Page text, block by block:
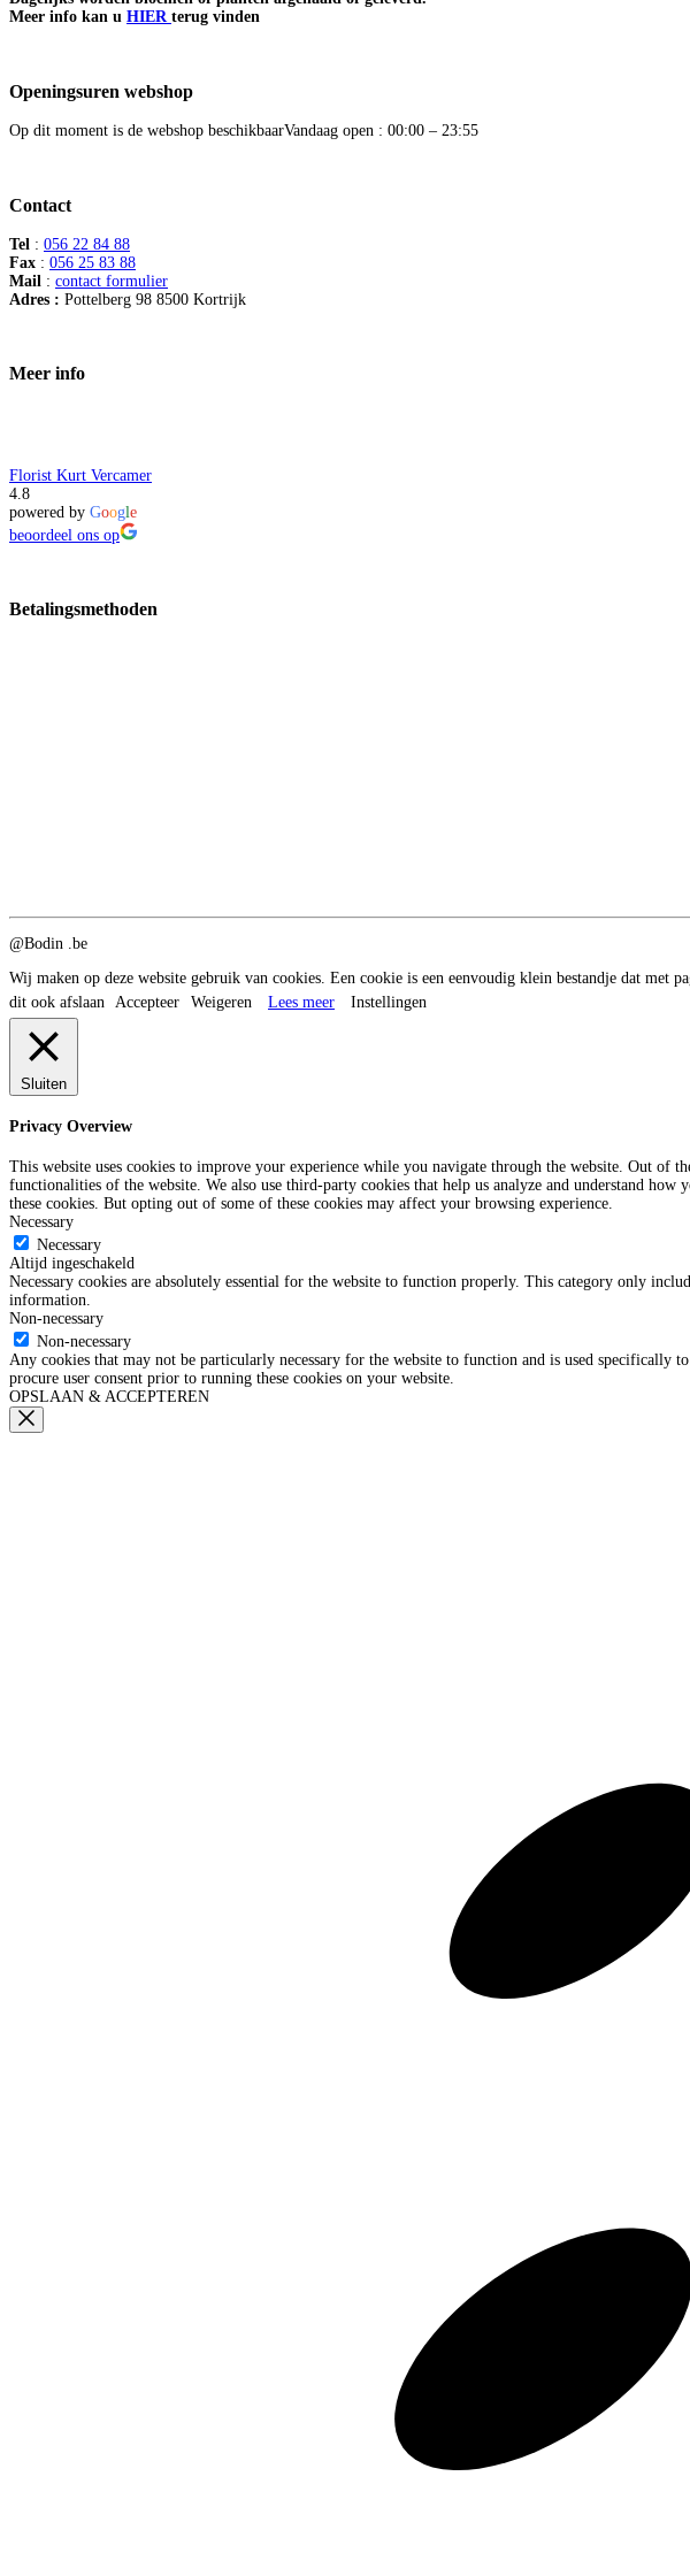
Meer info kan u HIER terug vinden
Openingsuren webshop
Op dit moment is de webshop beschikbaarVandaag open : 00:00 – 23:55
Contact
Tel : 056 22 84 88
Fax : 056 25 83 88
Mail : contact formulier
Adres : Pottelberg 98 8500 Kortrijk
Meer info
Florist Kurt Vercamer
4.8
powered by Google
beoordeel ons op
Betalingsmethoden
@Bodin .be
Wij maken op deze website gebruik van cookies. Een cookie is een eenvoudig klein bestandje dat met
dit ook afslaan Accepteer Weigeren Lees meer Instellingen
Sluiten
Privacy Overview
This website uses cookies to improve your experience while you navigate through the website. Out of
functionalities of the website. We also use third-party cookies that help us analyze and understand
these cookies. But opting out of some of these cookies may affect your browsing experience.
Necessary
Necessary
Altijd ingeschakeld
Necessary cookies are absolutely essential for the website to function properly. This category only
information.
Non-necessary
Non-necessary
Any cookies that may not be particularly necessary for the website to function and is used specifically
procure user consent prior to running these cookies on your website.
OPSLAAN & ACCEPTEREN
Groot
verlof